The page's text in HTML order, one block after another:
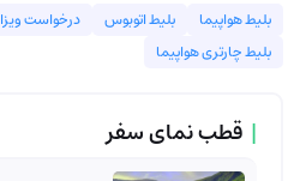
بلیط هواپیما بلیط اتوبوس
درخواست ویزا
بلیط چارتری هواپیما
| قطب نمای سفر